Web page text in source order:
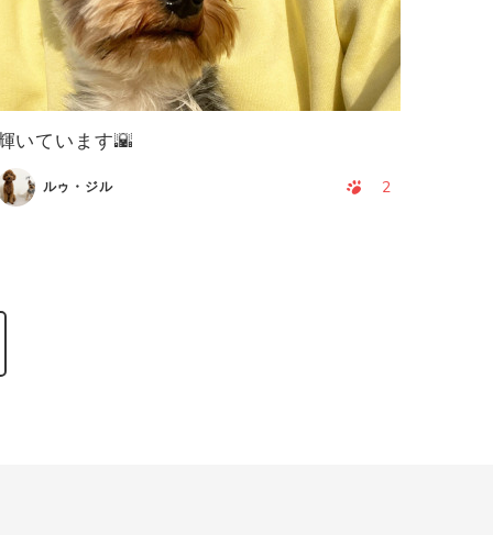
いています🌇
ルゥ・ジル 2